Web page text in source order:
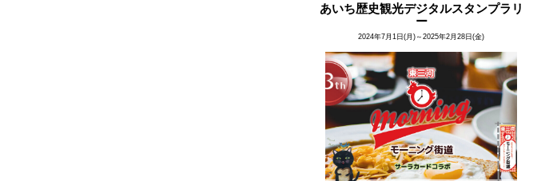
あいち歴史観光デジタルスタンプラリ
ー
2024年7月1日(月)～2025年2月28日(金)